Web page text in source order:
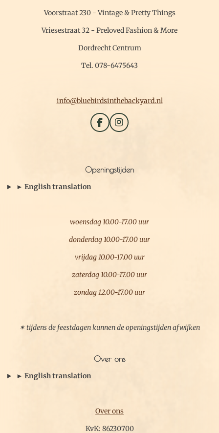
Voorstraat 230 - Vintage & Pretty Things
Vriesestraat 32 - Preloved Fashion & More
Dordrecht Centrum
Tel. 078-6475643
info@bluebirdsinthebackyard.nl
F
a
o
I
n
g
Openingstijden
► English translation
woensdag 10.00-17.00 uur
donderdag 10.00-17.00 uur
vrijdag 10.00-17.00 uur
zaterdag 10.00-17.00 uur
zondag 12.00-17.00 uur
✶ tijdens de feestdagen kunnen de openingstijden afwijken
Over ons
► English translation
Over ons
KvK: 86230700